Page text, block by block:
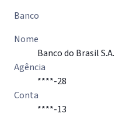
Banco
Nome
Banco do Brasil S.A.
Agência
****-28
Conta
****-13